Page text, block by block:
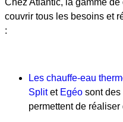
couvrir tous les besoins et
:
Les chauffe-eau
Splitet Egéo sont des
permettent de